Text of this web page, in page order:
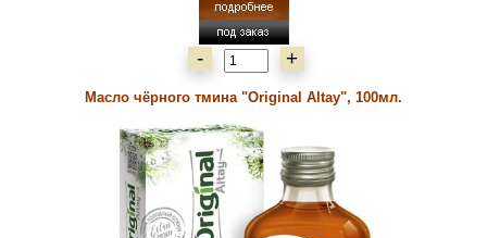
- +
Масло чёрного тмина "Original Altay", 100мл.